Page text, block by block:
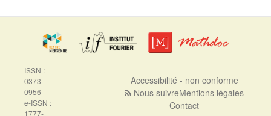
ISSN :
0373-
0956
e-ISSN :
1777-
Accessibilité - non conforme
Nous suivreMentions légales
Contact